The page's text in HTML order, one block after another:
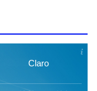
Claro